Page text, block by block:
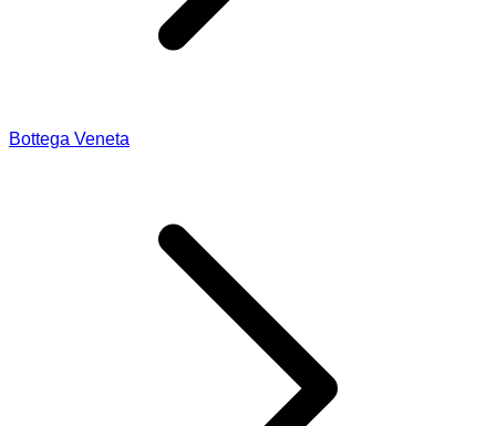
Bottega Veneta